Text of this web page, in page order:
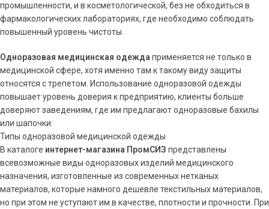
промышленности, и в косметологической, без не обходиться в
фармакологических лабораториях, где необходимо соблюдать
повышенный уровень чистоты.
Одноразовая медицинская одежда применяется не только в
медицинской сфере, хотя именно там к такому виду защиты
относятся с трепетом. Использование одноразовой одежды
повышает уровень доверия к предприятию, клиенты больше
доверяют заведениям, где им предлагают одноразовые бахилы
или шапочки.
Типы одноразовой медицинской одежды
В каталоге интернет-магазина ПромСИЗ представлены
всевозможные виды одноразовых изделий медицинского
назначения, изготовленные из современных нетканых
материалов, которые намного дешевле текстильных материалов,
но при этом не уступают им в качестве, плотности и прочности. При